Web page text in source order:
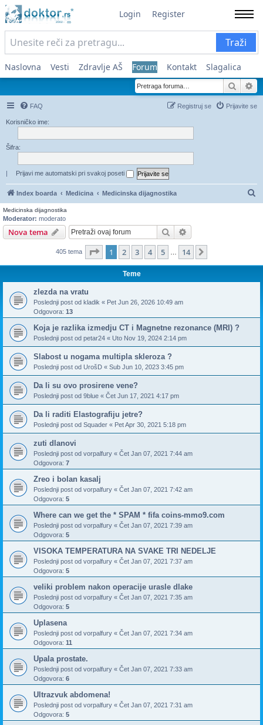
Login Register
Traži
Naslovna Vesti Zdravlje AŠ Forum Kontakt Slagalica
FAQ Prijavite se
Registruj se
Korisničko ime:
Šifra:
| Prijavi me automatski pri svakoj poseti
Index boarda Medicina Medicinska dijagnostika
Medicinska dijagnostika
Moderator: moderato
Nova tema Pretraga
405 tema Stranica 1od14
1 2 3 4 5 14
Teme
zlezda na vratu
Poslednji post od kladik « Pet Jun 26, 2026 10:49 am
Odgovora: 13
Koja je razlika izmedju CT i Magnetne rezonance (MRI) ?
Poslednji post od petar24 « Uto Nov 19, 2024 2:14 pm
Slabost u nogama multipla skleroza ?
Poslednji post od UrošD « Sub Jun 10, 2023 3:45 pm
Da li su ovo prosirene vene?
Poslednji post od 9blue « Čet Jun 17, 2021 4:17 pm
Da li raditi Elastografiju jetre?
Poslednji post od Squader « Pet Apr 30, 2021 5:18 pm
zuti dlanovi
Poslednji post od vorpalfury « Čet Jan 07, 2021 7:44 am
Odgovora: 7
Zreo i bolan kasalj
Poslednji post od vorpalfury « Čet Jan 07, 2021 7:42 am
Odgovora: 5
Where can we get the * SPAM * fifa coins-mmo9.com
Poslednji post od vorpalfury « Čet Jan 07, 2021 7:39 am
Odgovora: 5
VISOKA TEMPERATURA NA SVAKE TRI NEDELJE
Poslednji post od vorpalfury « Čet Jan 07, 2021 7:37 am
Odgovora: 5
veliki problem nakon operacije urasle dlake
Poslednji post od vorpalfury « Čet Jan 07, 2021 7:35 am
Odgovora: 5
Uplasena
Poslednji post od vorpalfury « Čet Jan 07, 2021 7:34 am
Odgovora: 11
Upala prostate.
Poslednji post od vorpalfury « Čet Jan 07, 2021 7:33 am
Odgovora: 6
Ultrazvuk abdomena!
Poslednji post od vorpalfury « Čet Jan 07, 2021 7:31 am
Odgovora: 5